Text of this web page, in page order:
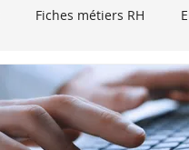
Fiches métiers RH
Recrutement Tribune